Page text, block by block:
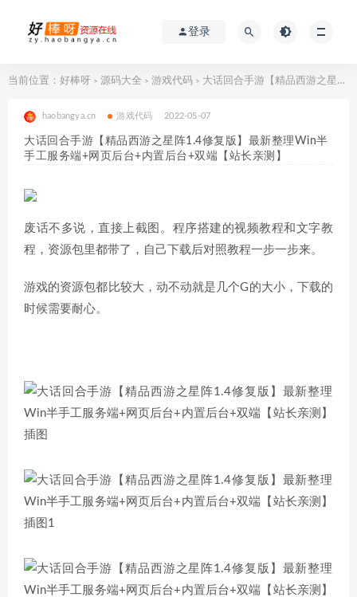
登录
当前位置： 好棒呀 > 源码大全 > 游戏代码 > 大话回合手游【精品西游之星阵1.4修复版】最新整理Win半手工服务端+网页后台+内置后台+双端【站长亲测】
haobangya.cn 游戏代码 2022-05-07
大话回合手游【精品西游之星阵1.4修复版】最新整理Win半
手工服务端+网页后台+内置后台+双端【站长亲测】
废话不多说，直接上截图。程序搭建的视频教程和文字教
程，资源包里都带了，自己下载后对照教程一步一步来。
游戏的资源包都比较大，动不动就是几个G的大小，下载的
时候需要耐心。